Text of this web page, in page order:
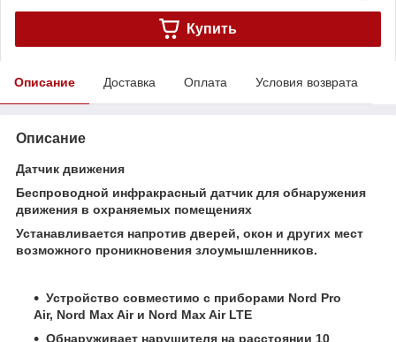
Купить
Описание Доставка Оплата Условия возврата
Описание
Датчик движения
Беспроводной инфракрасный датчик для обнаружения
движения в охраняемых помещениях
Устанавливается напротив дверей, окон и других мест
возможного проникновения злоумышленников.
Устройство совместимо с приборами Nord Pro
Air, Nord Max Air и Nord Max Air LTE
Обнаруживает нарушителя на расстоянии 10